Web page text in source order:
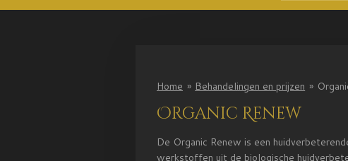
Home » Behandelingen en prijzen »
Organic Renew
De Organic Renew is een
werkstoffen uit de biologische